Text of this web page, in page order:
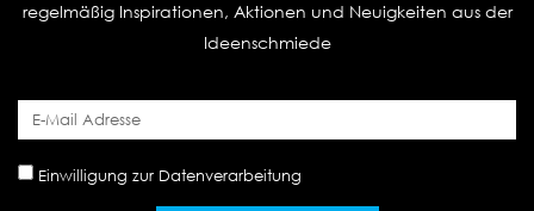
regelmäßig Inspirationen, Aktionen und Neuigkeiten aus der
Ideenschmiede
Einwilligung zur Datenverarbeitung